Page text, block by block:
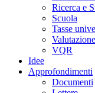
Ricerca e
Scuola
Tasse
Valutazione
VQR
Idee
Approfondimenti
Documenti